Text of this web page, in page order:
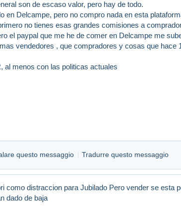
son de escaso valor, pero hay de todo.
en Delcampe, pero no compro nada en esta
no tienes esas grandes comisiones a
el paypal que me he de comer en Delcampe me
vendedores , que compradores y cosas que hace
al menos con las politicas actuales
questo messaggio Tradurre questo messaggio
como distraccion para Jubilado Pero vender se esta
dado de baja